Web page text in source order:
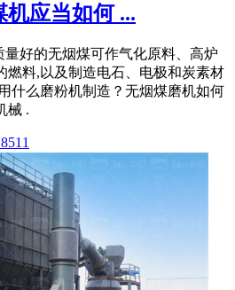
应当如何 ...
量好的无烟煤可作气化原料、高炉
燃料,以及制造电石、电极和炭素材
什么磨粉机制造？无烟煤磨机如何
械 .